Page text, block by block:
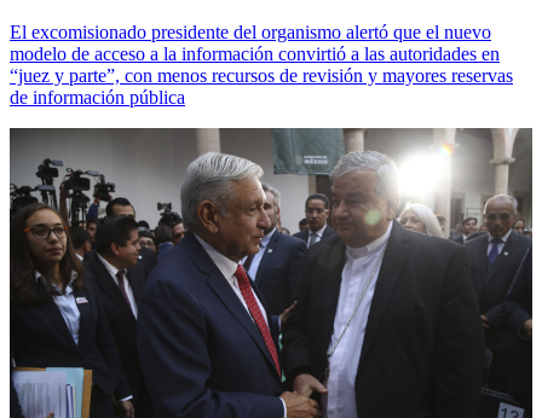
El excomisionado presidente del organismo alertó que el nuevo
modelo de acceso a la información convirtió a las autoridades en
“juez y parte”, con menos recursos de revisión y mayores reservas
de información pública